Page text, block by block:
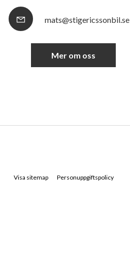
mats@stigericssonbil.se
Mer om oss
Visa sitemap Personuppgiftspolicy